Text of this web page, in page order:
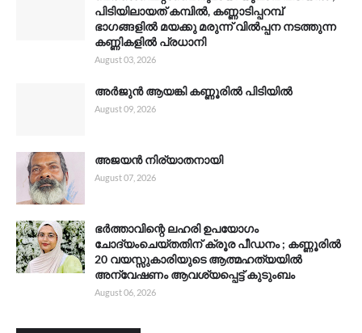
പിടിയിലായത് കമ്പിൽ, കണ്ണാടിപ്പറമ്പ്
ഭാഗങ്ങളിൽ മയക്കു മരുന്ന് വിൽപ്പന നടത്തുന്ന
കണ്ണികളിൽ പ്രധാനി
August 03, 2026
അർജുൻ ആയങ്കി കണ്ണൂരിൽ പിടിയിൽ
August 09, 2026
അജയൻ നിര്യാതനായി
August 07, 2026
ഭർത്താവിന്റെ ലഹരി ഉപയോഗം
ചോദ്യംചെയ്തതിന് ക്രൂര പീഡനം ; കണ്ണൂരിൽ
20 വയസ്സുകാരിയുടെ ആത്മഹത്യയിൽ
അന്വേഷണം ആവശ്യപ്പെട്ട് കുടുംബം
August 06, 2026